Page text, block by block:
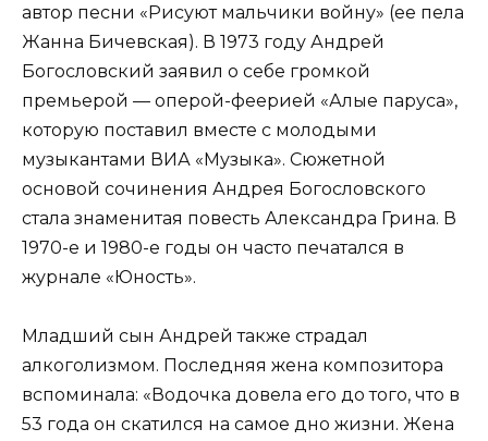
автор песни «Рисуют мальчики войну» (ее пела
Жанна Бичевская). В 1973 году Андрей
Богословский заявил о себе громкой
премьерой — оперой-феерией «Алые паруса»,
которую поставил вместе с молодыми
музыкантами ВИА «Музыка». Сюжетной
основой сочинения Андрея Богословского
стала знаменитая повесть Александра Грина. В
1970-е и 1980-е годы он часто печатался в
журнале «Юность».
Младший сын Андрей также страдал
алкоголизмом. Последняя жена композитора
вспоминала: «Водочка довела его до того, что в
53 года он скатился на самое дно жизни. Жена